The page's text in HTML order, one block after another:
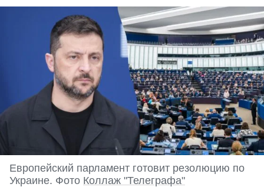
Европейский парламент готовит резолюцию по
Украине. Фото Коллаж "Телеграфа"